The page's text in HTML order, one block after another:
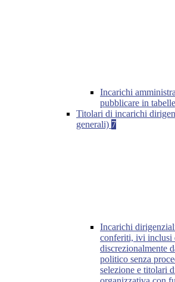
Incarichi
pubblicare in
Titolari di incarichi
generali) 7
Incarichi
conferiti, ivi inclusi
discrezionalmente
politico senza
selezione e titolari